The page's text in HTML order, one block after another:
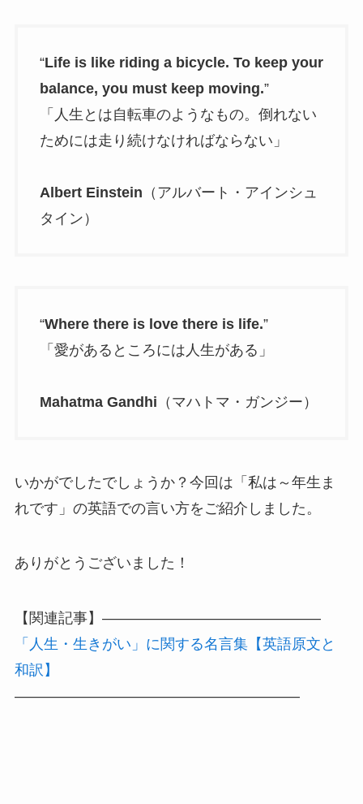
“Life is like riding a bicycle. To keep your
balance, you must keep moving.”
「人生とは自転車のようなもの。倒れない
ためには走り続けなければならない」
Albert Einstein （アルバート・アインシュ
タイン）
“Where there is love there is life.”
「愛があるところには人生がある」
Mahatma Gandhi （マハトマ・ガンジー）
いかがでしたでしょうか？今回は「私は～年生ま
れです」の英語での言い方をご紹介しました。
ありがとうございました！
【関連記事】———————————————
「人生・生きがい」に関する名言集【英語原文と
和訳】
———————————————————–